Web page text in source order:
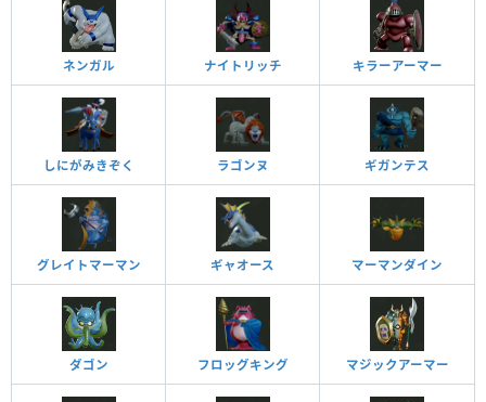
ネンガル ナイトリッチ キラーアーマー
しにがみきぞく ラゴンヌ ギガンテス
グレイトマーマン ギャオース マーマンダイン
ダゴン フロッグキング マジックアーマー